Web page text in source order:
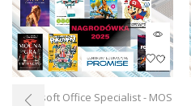
Microsoft Office Specialist - MOS